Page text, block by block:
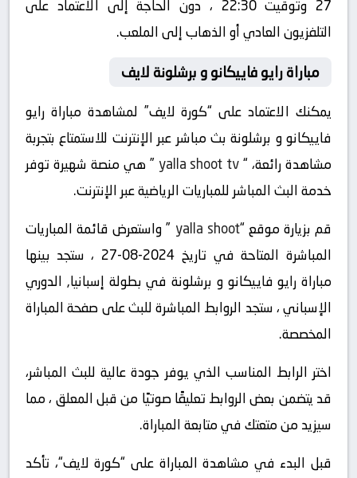
27 وتوقيت 22:30 ، دون الحاجة إلى الاعتماد على
التلفزيون العادي أو الذهاب إلى الملعب.
مباراة رايو فاييكانو و برشلونة لايف
يمكنك الاعتماد على “كورة لايف” لمشاهدة مباراة رايو
فاييكانو و برشلونة بث مباشر عبر الإنترنت للاستمتاع بتجربة
مشاهدة رائعة، “yalla shoot tv ” هي منصة شهيرة توفر
خدمة البث المباشر للمباريات الرياضية عبر الإنترنت.
قم بزيارة موقع “yalla shoot ” واستعرض قائمة المباريات
المباشرة المتاحة في تاريخ 2024-08-27 ، ستجد بينها
مباراة رايو فاييكانو و برشلونة في بطولة إسبانيا, الدوري
الإسباني ، ستجد الروابط المباشرة للبث على صفحة المباراة
المخصصة.
اختر الرابط المناسب الذي يوفر جودة عالية للبث المباشر،
قد يتضمن بعض الروابط تعليقًا صوتيًا من قبل المعلق ، مما
سيزيد من متعتك في متابعة المباراة.
قبل البدء في مشاهدة المباراة على “كورة لايف“، تأكد